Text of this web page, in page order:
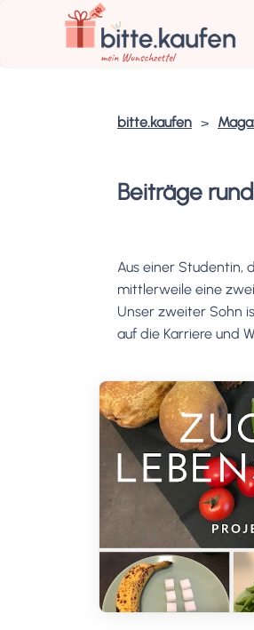
bitte.kaufen
Beiträge
Aus einer Studentin,
mittlerweile eine
Unser zweiter Sohn
auf die Karriere und